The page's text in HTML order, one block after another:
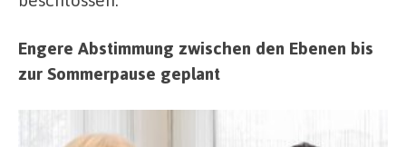
Engere Abstimmung zwischen den Ebenen bis
zur Sommerpause geplant